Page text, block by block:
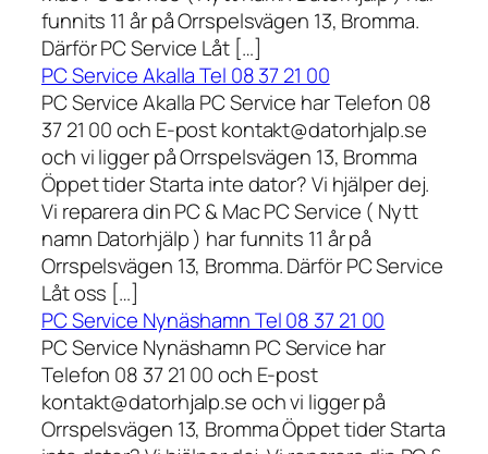
funnits 11 år på Orrspelsvägen 13, Bromma.
Därför PC Service Låt […]
PC Service Akalla Tel 08 37 21 00
PC Service Akalla PC Service har Telefon 08
37 21 00 och E-post kontakt@datorhjalp.se
och vi ligger på Orrspelsvägen 13, Bromma
Öppet tider Starta inte dator? Vi hjälper dej.
Vi reparera din PC & Mac PC Service ( Nytt
namn Datorhjälp ) har funnits 11 år på
Orrspelsvägen 13, Bromma. Därför PC Service
Låt oss […]
PC Service Nynäshamn Tel 08 37 21 00
PC Service Nynäshamn PC Service har
Telefon 08 37 21 00 och E-post
kontakt@datorhjalp.se och vi ligger på
Orrspelsvägen 13, Bromma Öppet tider Starta